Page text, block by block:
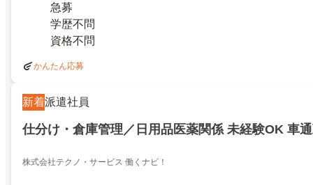
急募
学歴不問
資格不問
かんたん応募
新着派遣社員
仕分け・倉庫管理／日用品医薬関係 未経験OK 車
株式会社テクノ・サービス 働くナビ！